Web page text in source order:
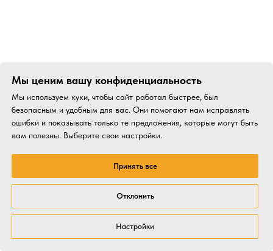
Мы ценим вашу конфиденциальность
Мы используем куки, чтобы сайт работал быстрее, был
безопасным и удобным для вас. Они помогают нам исправлять
ошибки и показывать только те предложения, которые могут быть
вам полезны. Выберите свои настройки.
Принять все
Отклонить
Настройки